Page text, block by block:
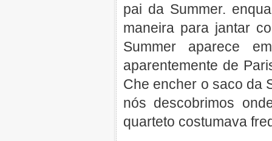
pai da Summer.
maneira para jantar
Summer aparece
aparentemente de
Che encher o saco da
nós descobrimos
quarteto costumava